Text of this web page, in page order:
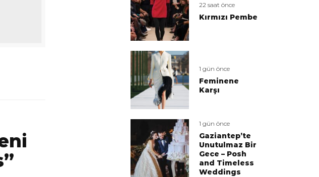
22 saat önce
Kırmızı Pembe
1 gün önce
Feminene
Karşı
1 gün önce
Gaziantep’te
Unutulmaz Bir
Gece – Posh
and Timeless
Weddings